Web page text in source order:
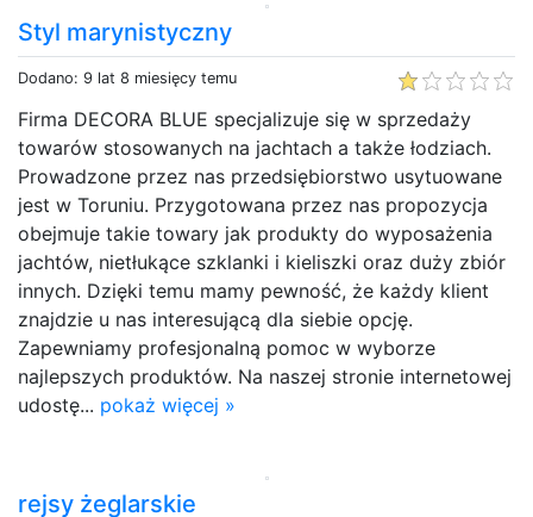
Styl marynistyczny
Dodano: 9 lat 8 miesięcy temu
Firma DECORA BLUE specjalizuje się w sprzedaży
towarów stosowanych na jachtach a także łodziach.
Prowadzone przez nas przedsiębiorstwo usytuowane
jest w Toruniu. Przygotowana przez nas propozycja
obejmuje takie towary jak produkty do wyposażenia
jachtów, nietłukące szklanki i kieliszki oraz duży zbiór
innych. Dzięki temu mamy pewność, że każdy klient
znajdzie u nas interesującą dla siebie opcję.
Zapewniamy profesjonalną pomoc w wyborze
najlepszych produktów. Na naszej stronie internetowej
udostę... pokaż więcej »
rejsy żeglarskie